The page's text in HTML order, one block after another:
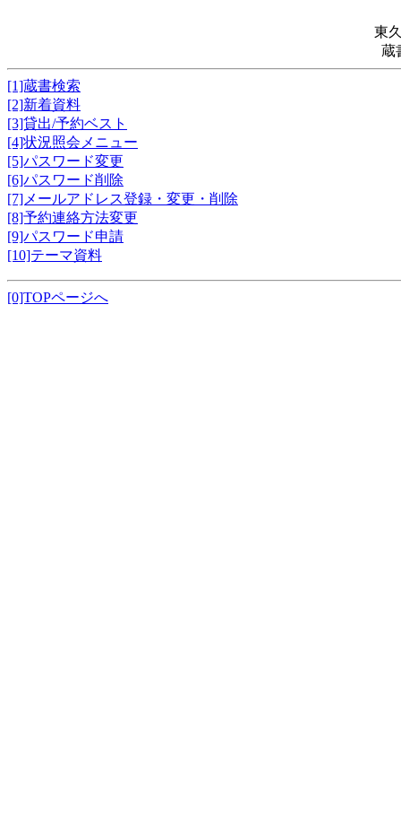
東
蔵
[1]蔵書検索
[2]新着資料
[3]貸出/予約ベスト
[4]状況照会メニュー
[5]パスワード変更
[6]パスワード削除
[7]メールアドレス登録・変更・削除
[8]予約連絡方法変更
[9]パスワード申請
[10]テーマ資料
[0]TOPページへ